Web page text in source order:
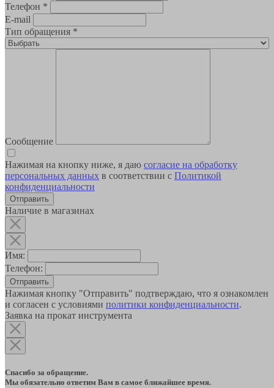
Телефон *
E-mail
Тип обращения *
Сообщение
Нажимая на кнопку ниже, я даю согласие на обработку
персональных данных в соответствии с Политикой
конфиденциальности
Наличие в магазинах
Имя:
Телефон:
Отправить
Нажимая кнопку "Отправить" подтверждаю, что я ознакомлен
и согласен с условиями политики конфиденциальности.
Заявка на прокат инструмента
Спасибо за обращение.
Мы обязательно ответим Вам в самое ближайшее время.